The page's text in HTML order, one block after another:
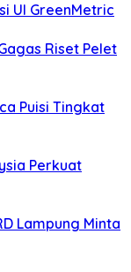
UI GreenMetric
Riset Pelet
Puisi Tingkat
Perkuat
Lampung Minta